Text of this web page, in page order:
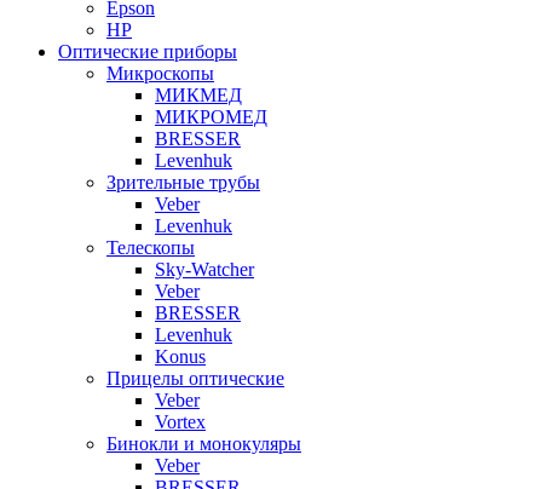
Epson
HP
Оптические приборы
Микроскопы
МИКМЕД
МИКРОМЕД
BRESSER
Levenhuk
Зрительные трубы
Veber
Levenhuk
Телескопы
Sky-Watcher
Veber
BRESSER
Levenhuk
Konus
Прицелы оптические
Veber
Vortex
Бинокли и монокуляры
Veber